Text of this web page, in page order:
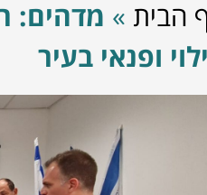
הבית » מדהים:
ופנאי בעיר